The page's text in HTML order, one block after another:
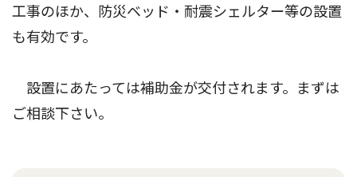
工事のほか、防災ベッド・耐震シェルター等の設置
も有効です。
設置にあたっては補助金が交付されます。まずは
ご相談下さい。